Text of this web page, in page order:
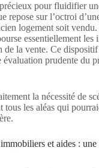
pour fluidifier
repose sur l’octroi
logement soit
essentiellement les
de la vente. Ce
prudente du
la nécessité de
tous les aléas qui
et aides : une